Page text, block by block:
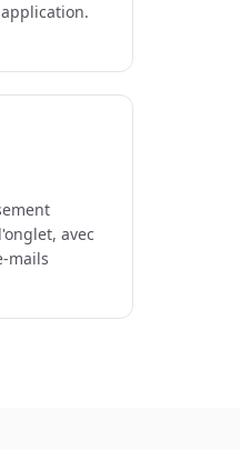
avec
mails